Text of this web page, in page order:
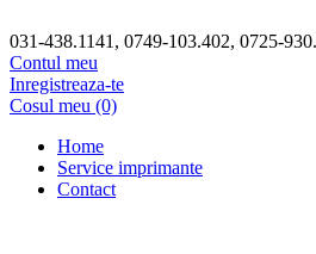
031-438.1141, 0749-103.402, 0725-
Contul meu
Inregistreaza-te
Cosul meu (0)
Home
Service imprimante
Contact